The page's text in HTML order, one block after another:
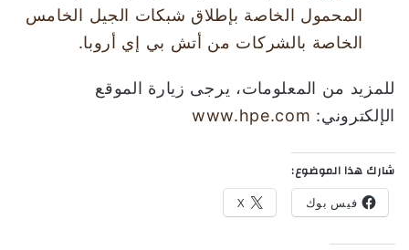
المحمول الخاصة بإطلاق شبكات الجيل الخامس
الخاصة بالشركات من أتش بي إي أروبا.
للمزيد من المعلومات، يرجى زيارة الموقع
الإلكتروني: www.hpe.com
شارك هذا الموضوع:
فيس بوك X